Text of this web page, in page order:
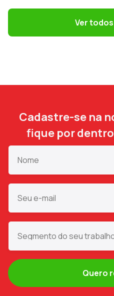
Terceirização: 7
DP precisa evitar
Ver
Cadastre-se na
fique por